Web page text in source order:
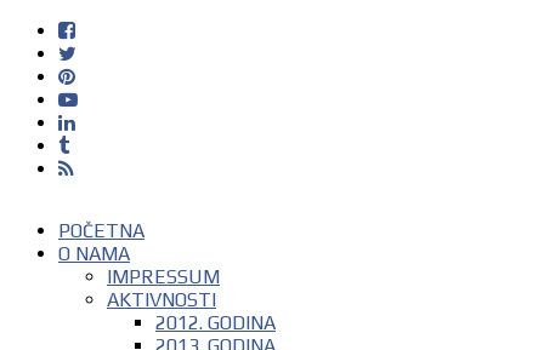
POČETNA
O NAMA
IMPRESSUM
AKTIVNOSTI
2012. GODINA